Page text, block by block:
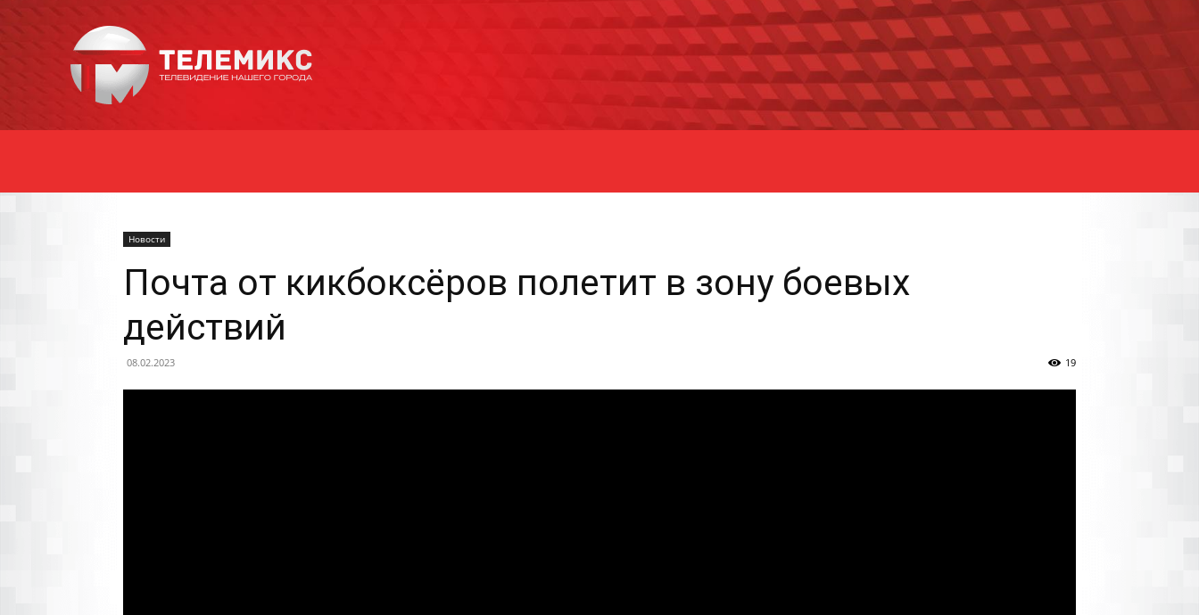
Уссурийска
Новости
Почта от кикбоксёров полетит в зону боевых
действий
08.02.2023 19